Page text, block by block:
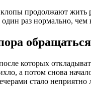
продолжают жить
раз нормально,
которых
а потом снова
стало неприятно